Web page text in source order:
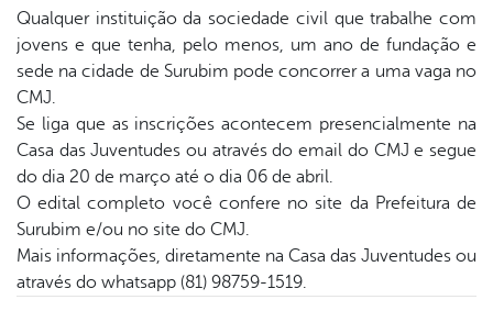
Qualquer instituição da sociedade civil que trabalhe com
jovens e que tenha, pelo menos, um ano de fundação e
sede na cidade de Surubim pode concorrer a uma vaga no
CMJ.
Se liga que as inscrições acontecem presencialmente na
Casa das Juventudes ou através do email do CMJ e segue
do dia 20 de março até o dia 06 de abril.
O edital completo você confere no site da Prefeitura de
Surubim e/ou no site do CMJ.
Mais informações, diretamente na Casa das Juventudes ou
através do whatsapp (81) 98759-1519.